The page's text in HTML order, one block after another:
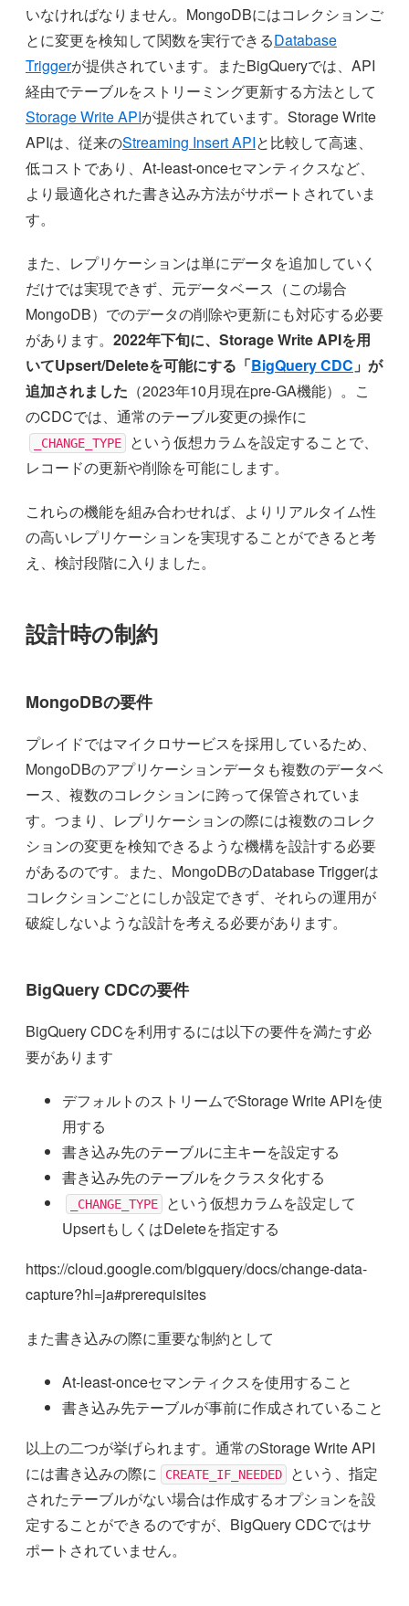
いなければなりません。MongoDBにはコレクションご
とに変更を検知して関数を実行できるDatabase
Triggerが提供されています。またBigQueryでは、API
経由でテーブルをストリーミング更新する方法として
Storage Write APIが提供されています。Storage Write
APIは、従来のStreaming Insert APIと比較して高速、
低コストであり、At-least-onceセマンティクスなど、
より最適化された書き込み方法がサポートされていま
す。
また、レプリケーションは単にデータを追加していく
だけでは実現できず、元データベース（この場合
MongoDB）でのデータの削除や更新にも対応する必要
があります。 2022年下旬に、Storage Write APIを用
いてUpsert/Deleteを可能にする「BigQuery CDC 」が
追加されました （2023年10月現在pre-GA機能）。こ
のCDCでは、通常のテーブル変更の操作に
_CHANGE_TYPE
という仮想カラムを設定することで、
レコードの更新や削除を可能にします。
これらの機能を組み合わせれば、よりリアルタイム性
の高いレプリケーションを実現することができると考
え、検討段階に入りました。
設計時の制約
MongoDBの要件
プレイドではマイクロサービスを採用しているため、
MongoDBのアプリケーションデータも複数のデータベ
ース、複数のコレクションに跨って保管されていま
す。つまり、レプリケーションの際には複数のコレク
ションの変更を検知できるような機構を設計する必要
があるのです。また、MongoDBのDatabase Triggerは
コレクションごとにしか設定できず、それらの運用が
破綻しないような設計を考える必要があります。
BigQuery CDCの要件
BigQuery CDCを利用するには以下の要件を満たす必
要があります
デフォルトのストリームでStorage Write APIを使
用する
書き込み先のテーブルに主キーを設定する
書き込み先のテーブルをクラスタ化する
_CHANGE_TYPE
という仮想カラムを設定して
UpsertもしくはDeleteを指定する
https://cloud.google.com/bigquery/docs/change-data-
capture?hl=ja#prerequisites
また書き込みの際に重要な制約として
At-least-onceセマンティクスを使用すること
書き込み先テーブルが事前に作成されていること
以上の二つが挙げられます。通常のStorage Write API
には書き込みの際に
CREATE_IF_NEEDED
という、指定
されたテーブルがない場合は作成するオプションを設
定することができるのですが、BigQuery CDCではサ
ポートされていません。